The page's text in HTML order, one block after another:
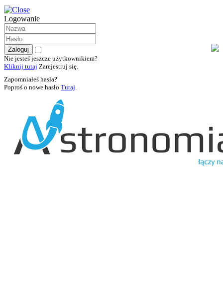
Logowanie
Nie jesteś jeszcze użytkownikiem?
Kliknij tutaj Zarejestruj się.
Zapomniałeś hasła?
Poproś o nowe hasło Tutaj.